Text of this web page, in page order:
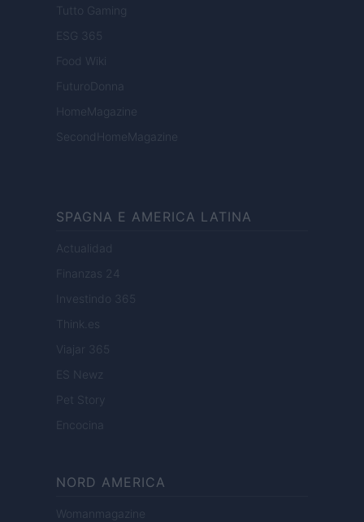
Tutto Gaming
ESG 365
Food Wiki
FuturoDonna
HomeMagazine
SecondHomeMagazine
SPAGNA E AMERICA LATINA
Actualidad
Finanzas 24
Investindo 365
Think.es
Viajar 365
ES Newz
Pet Story
Encocina
NORD AMERICA
Womanmagazine